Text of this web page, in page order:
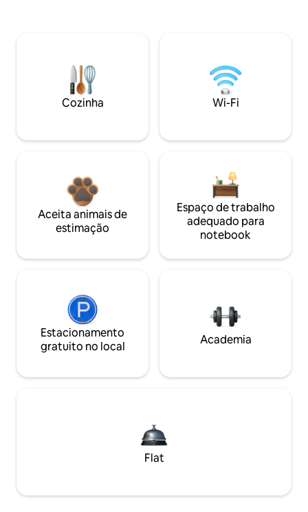
Cozinha Wi-Fi
Aceita animais de
estimação
Espaço de trabalho
adequado para
notebook
Estacionamento
gratuito no local
Academia
Flat